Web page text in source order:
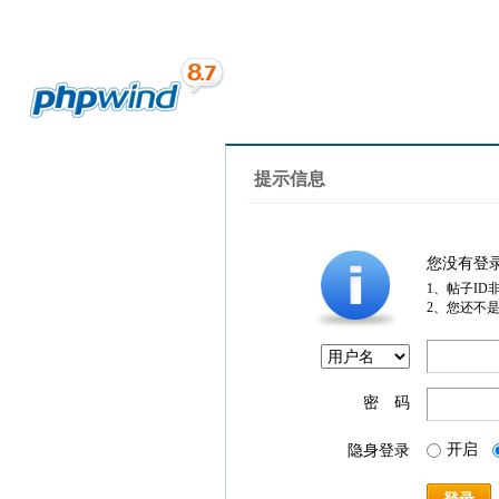
提示信息
您没有登
1、帖子ID
2、您还不
密 码
隐身登录 开启